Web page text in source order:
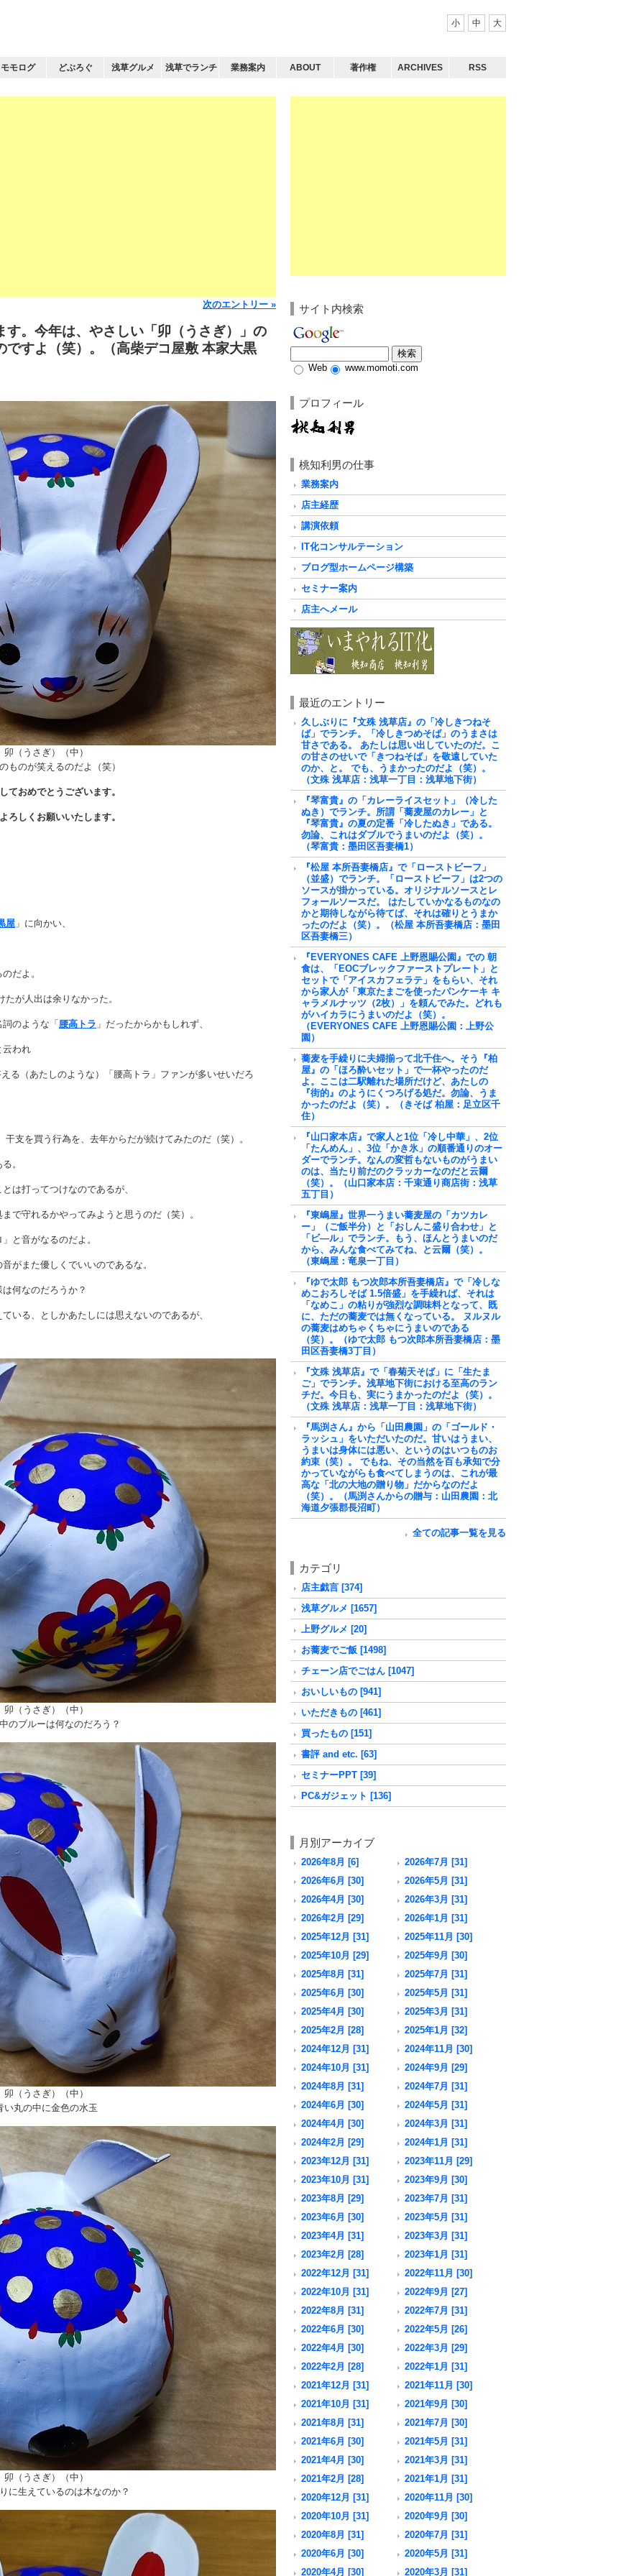
モモログ どぶろぐ 浅草グルメ 浅草でランチ 業務案内 ABOUT 著作権 ARCHIVES RSS
小 中 大
次のエントリー »
す。今年は、やさしい「卯（うさぎ）」の
ですよ（笑）。（高柴デコ屋敷 本家大黒
卯（うさぎ）（中）
ものが笑えるのだよ（笑）
ておめでとうございます。
ろしくお願いいたします。
屋 」に向かい、
だよ。
が人出は余りなかった。
のような「 腰高トラ 」だったからかもしれず、
云われ
る（あたしのような）「腰高トラ」ファンが多いせいだろ
支を買う行為を、去年からだが続けてみたのだ（笑）。
。
は打ってつけなのであるが、
で守れるかやってみようと思うのだ（笑）。
と音がなるのだよ。
がまた優しくでいいのであるな。
何なのだろうか？
いる、としかあたしには思えないのであるが、
卯（うさぎ）（中）
のブルーは何なのだろう？
卯（うさぎ）（中）
い丸の中に金色の水玉
卯（うさぎ）（中）
に生えているのは木なのか？
サイト内検索
Web www.momoti.com
プロフィール
桃知利男の仕事
業務案内
店主経歴
講演依頼
IT化コンサルテーション
ブログ型ホームページ構築
セミナー案内
店主へメール
最近のエントリー
久しぶりに『文殊 浅草店』の「冷しきつねそ
ば」でランチ。「冷しきつめそば」のうまさは
甘さである。 あたしは思い出していたのだ。こ
の甘さのせいで「きつねそば」を敬遠していた
のか、と。 でも、うまかったのだよ（笑）。
（文殊 浅草店：浅草一丁目：浅草地下街）
『琴富貴』の「カレーライスセット」（冷した
ぬき）でランチ。所謂「蕎麦屋のカレー」と
『琴富貴』の夏の定番「冷したぬき」である。
勿論、これはダブルでうまいのだよ（笑）。
（琴富貴：墨田区吾妻橋1）
『松屋 本所吾妻橋店』で「ローストビーフ」
（並盛）でランチ。「ローストビーフ」は2つの
ソースが掛かっている。オリジナルソースとレ
フォールソースだ。 はたしていかなるものなの
かと期待しながら待てば、それは確りとうまか
ったのだよ（笑）。（松屋 本所吾妻橋店：墨田
区吾妻橋三）
『EVERYONES CAFE 上野恩賜公園』での 朝
食は、「EOCブレックファーストプレート」と
セットで「アイスカフェラテ」をもらい、それ
から家人が「東京たまごを使ったパンケーキ キ
ャラメルナッツ（2枚）」を頼んでみた。どれも
がハイカラにうまいのだよ（笑）。
（EVERYONES CAFE 上野恩賜公園：上野公
園）
蕎麦を手繰りに夫婦揃って北千住へ。そう『柏
屋』の「ほろ酔いセット」で一杯やったのだ
よ。ここは二駅離れた場所だけど、あたしの
『街的』のようにくつろげる処だ。勿論、うま
かったのだよ（笑）。（きそば 柏屋：足立区千
住）
『山口家本店』で家人と1位「冷し中華」、2位
「たんめん」、3位「かき氷」の順番通りのオー
ダーでランチ。なんの変哲もないものがうまい
のは、当たり前だのクラッカーなのだと云爾
（笑）。（山口家本店：千束通り商店街：浅草
五丁目）
『東嶋屋』世界一うまい蕎麦屋の「カツカレ
ー」（ご飯半分）と「おしんこ盛り合わせ」と
「ビ―ル」でランチ。もう、ほんとうまいのだ
から、みんな食べてみてね、と云爾（笑）。
（東嶋屋：竜泉一丁目）
『ゆで太郎 もつ次郎本所吾妻橋店』で「冷しな
めこおろしそば 1.5倍盛」を手繰れば、それは
「なめこ」の粘りが強烈な調味料となって、既
に、ただの蕎麦では無くなっている。 ヌルヌル
の蕎麦はめちゃくちゃにうまいのである
（笑）。（ゆで太郎 もつ次郎本所吾妻橋店：墨
田区吾妻橋3丁目）
『文殊 浅草店』で「春菊天そば」に「生たま
ご」でランチ。浅草地下街における至高のラン
チだ。今日も、実にうまかったのだよ（笑）。
（文殊 浅草店：浅草一丁目：浅草地下街）
『馬渕さん』から「山田農園」の「ゴールド・
ラッシュ」をいただいたのだ。甘いはうまい、
うまいは身体には悪い、というのはいつものお
約束（笑）。 でもね、その当然を百も承知で分
かっていながらも食べてしまうのは、これが最
高な「北の大地の贈り物」だからなのだよ
（笑）。（馬渕さんからの贈与：山田農園：北
海道夕張郡長沼町）
全ての記事一覧を見る
カテゴリ
店主戯言 [374]
浅草グルメ [1657]
上野グルメ [20]
お蕎麦でご飯 [1498]
チェーン店でごはん [1047]
おいしいもの [941]
いただきもの [461]
買ったもの [151]
書評 and etc. [63]
セミナーPPT [39]
PC&ガジェット [136]
月別アーカイブ
2026年8月 [6]
2026年7月 [31]
2026年6月 [30]
2026年5月 [31]
2026年4月 [30]
2026年3月 [31]
2026年2月 [29]
2026年1月 [31]
2025年12月 [31]
2025年11月 [30]
2025年10月 [29]
2025年9月 [30]
2025年8月 [31]
2025年7月 [31]
2025年6月 [30]
2025年5月 [31]
2025年4月 [30]
2025年3月 [31]
2025年2月 [28]
2025年1月 [32]
2024年12月 [31]
2024年11月 [30]
2024年10月 [31]
2024年9月 [29]
2024年8月 [31]
2024年7月 [31]
2024年6月 [30]
2024年5月 [31]
2024年4月 [30]
2024年3月 [31]
2024年2月 [29]
2024年1月 [31]
2023年12月 [31]
2023年11月 [29]
2023年10月 [31]
2023年9月 [30]
2023年8月 [29]
2023年7月 [31]
2023年6月 [30]
2023年5月 [31]
2023年4月 [31]
2023年3月 [31]
2023年2月 [28]
2023年1月 [31]
2022年12月 [31]
2022年11月 [30]
2022年10月 [31]
2022年9月 [27]
2022年8月 [31]
2022年7月 [31]
2022年6月 [30]
2022年5月 [26]
2022年4月 [30]
2022年3月 [29]
2022年2月 [28]
2022年1月 [31]
2021年12月 [31]
2021年11月 [30]
2021年10月 [31]
2021年9月 [30]
2021年8月 [31]
2021年7月 [30]
2021年6月 [30]
2021年5月 [31]
2021年4月 [30]
2021年3月 [31]
2021年2月 [28]
2021年1月 [31]
2020年12月 [31]
2020年11月 [30]
2020年10月 [31]
2020年9月 [30]
2020年8月 [31]
2020年7月 [31]
2020年6月 [30]
2020年5月 [31]
2020年4月 [30]
2020年3月 [31]